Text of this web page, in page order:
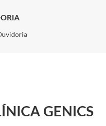
GENICS